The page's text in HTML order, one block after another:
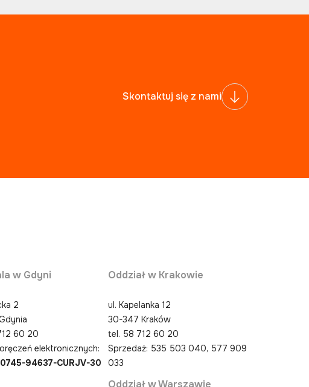
Skontaktuj się z nami
w Gdyni
2
60 20
elektronicznych:
94637-CURJV-30
Oddział w Krakowie
ul. Kapelanka 12
30-347 Kraków
tel. 58 712 60 20
Sprzedaż: 535 503 040, 577 909
033
Oddział w Warszawie